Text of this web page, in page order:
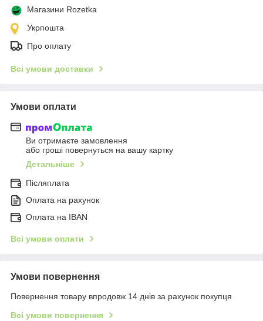
Магазини Rozetka
Укрпошта
Про оплату
Всі умови доставки
Умови оплати
Ви отримаєте замовлення
або гроші повернуться на вашу картку
Детальніше
Післяплата
Оплата на рахунок
Оплата на IBAN
Всі умови оплати
Умови повернення
Повернення товару впродовж 14 днів за рахунок покупця
Всі умови повернення